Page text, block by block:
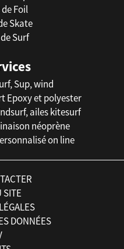
Foil
Skate
Surf
Sup, wind
Epoxy et polyester
ailes kitesurf
néoprène
on line
SITE
DONNÉES